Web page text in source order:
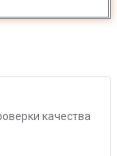
качества